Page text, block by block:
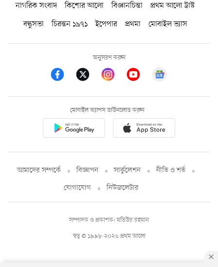
নাগরিক সংবাদ কিশোর আলো বিজ্ঞানচিন্তা
প্রথম আলো ট্রাস্ট
বন্ধুসভা
চিরন্তন ১৯৭১ ইপেপার প্রথমা মোবাইল ভ্যাস
অনুসরণ করুন
মোবাইল অ্যাপস ডাউনলোড করুন
আমাদের সম্পর্কে বিজ্ঞাপন সার্কুলেশন
নীতি ও শর্ত
যোগাযোগ
নিউজলেটার
স্বত্ব © ১৯৯৮-২০২৬ প্রথম আলো
সম্পাদক ও প্রকাশক: মতিউর রহমান